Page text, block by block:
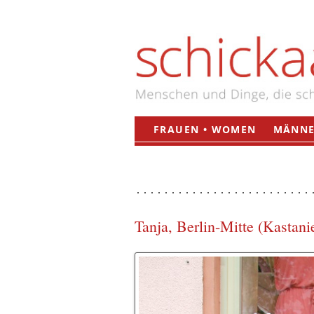
FRAUEN • WOMEN
Tanja, Berlin-Mitte